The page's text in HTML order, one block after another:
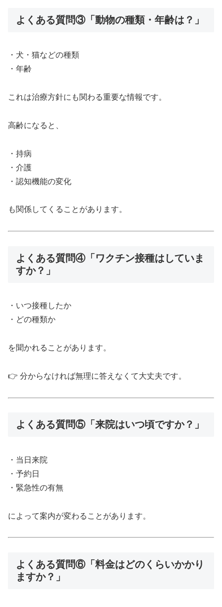
よくある質問③「動物の種類・年齢は？」
・犬・猫などの種類
・年齢
これは治療方針にも関わる重要な情報です。
高齢になると、
・持病
・介護
・認知機能の変化
も関係してくることがあります。
よくある質問④「ワクチン接種はしていま
すか？」
・いつ接種したか
・どの種類か
を聞かれることがあります。
👉 分からなければ無理に答えなくて大丈夫です。
よくある質問⑤「来院はいつ頃ですか？」
・当日来院
・予約日
・緊急性の有無
によって案内が変わることがあります。
よくある質問⑥「料金はどのくらいかかり
ますか？」